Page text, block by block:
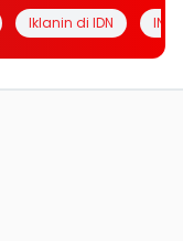
Iklanin di IDN